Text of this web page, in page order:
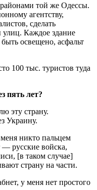
той же Одессы.
агентству,
сделать
улиц. Каждое здание
освещено, асфальт
100 тыс. туристов туда
пять лет?
эту страну.
Украину.
никто пальцем
— русские войска,
[в таком случае]
страну на части.
у меня нет простого